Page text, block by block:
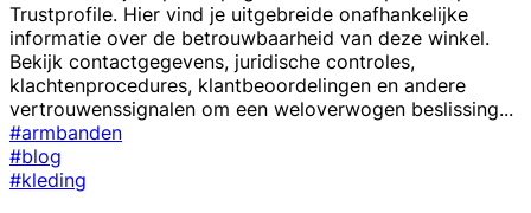
Trustprofile. Hier vind je uitgebreide onafhankelijke
informatie over de betrouwbaarheid van deze winkel.
Bekijk contactgegevens, juridische controles,
klachtenprocedures, klantbeoordelingen en andere
vertrouwenssignalen om een weloverwogen beslissing...
#armbanden
#blog
#kleding